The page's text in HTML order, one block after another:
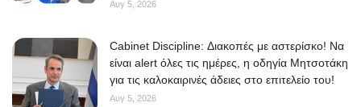
Αυγ 5, 2026
Cabinet Discipline: Διακοπές με αστερίσκο! Να
είναι alert όλες τις ημέρες, η οδηγία Μητσοτάκη
για τις καλοκαιρινές άδειες στο επιτελείο του!
Αυγ 5, 2026